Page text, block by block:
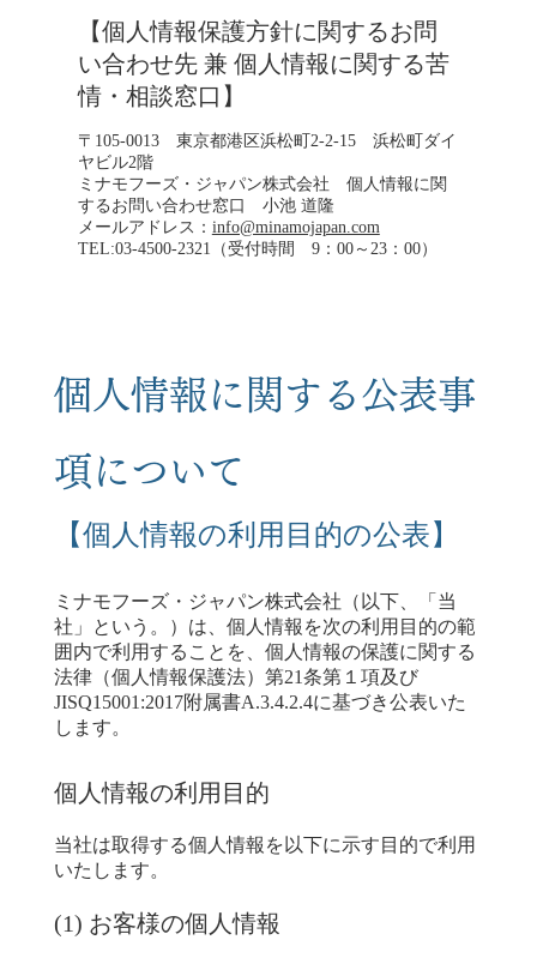
【個人情報保護方針に関するお問
い合わせ先 兼 個人情報に関する苦
情・相談窓口】
〒105-0013 東京都港区浜松町2-2-15 浜松町ダイ
ヤビル2階
ミナモフーズ・ジャパン株式会社 個人情報に関
するお問い合わせ窓口 小池 道隆
メールアドレス： info@minamojapan.com
TEL:03-4500-2321（受付時間 9：00～23：00）
個人情報に関する公表事
項について
【個人情報の利用目的の公表】
ミナモフーズ・ジャパン株式会社（以下、「当
社」という。）は、個人情報を次の利用目的の範
囲内で利用することを、個人情報の保護に関する
法律（個人情報保護法）第21条第１項及び
JISQ15001:2017附属書A.3.4.2.4に基づき公表いた
します。
個人情報の利用目的
当社は取得する個人情報を以下に示す目的で利用
いたします。
(1) お客様の個人情報